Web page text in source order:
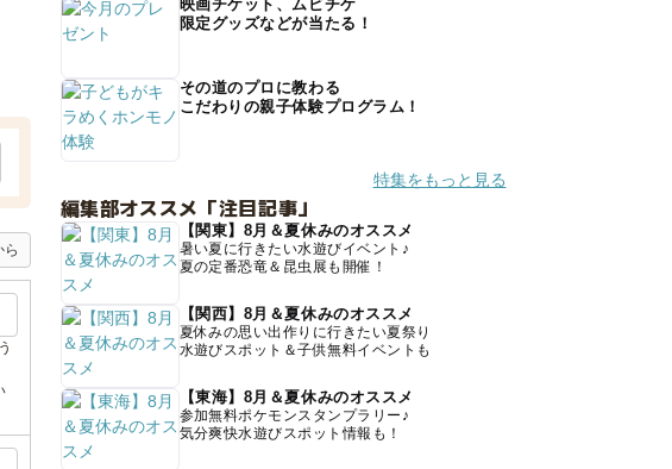
ら
映画チケット、ムビチケ
限定グッズなどが当たる！
その道のプロに教わる
こだわりの親子体験プログラム！
特集をもっと見る
編集部オススメ「注目記事」
【関東】8月＆夏休みのオススメ
暑い夏に行きたい水遊びイベント♪
夏の定番恐竜＆昆虫展も開催！
【関西】8月＆夏休みのオススメ
夏休みの思い出作りに行きたい夏祭り
水遊びスポット＆子供無料イベントも
【東海】8月＆夏休みのオススメ
参加無料ポケモンスタンプラリー♪
気分爽快水遊びスポット情報も！